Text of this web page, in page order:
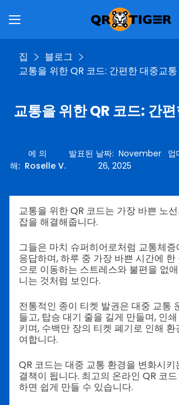
집
블로그
교통을 위한 QR 코드: 간편한 대중교통
교통을 위한 QR 코드: 간
에 의
해: Roselle V.
발표된 날짜: November
26, 2025
업
교통을 위한 QR 코드는 가장 바쁜 노
잡을 해결해줍니다.
그들은 마치 슈퍼히어로처럼 교통체증
응답하며, 하루 중 가장 바쁜 시간에
으로 이동하는 스트레스와 불편을 없
니는 것처럼 보인다.
전통적인 종이 티켓 발권은 대중 교통
들고, 탑승 대기 줄을 길게 만들며, 인
키며, 수백만 장의 티켓 폐기로 인해 환
여합니다.
QR 코드는 대중 교통 환경을 변화시키
결책이 됩니다. 최고의 온라인 QR 코
하면 쉽게 만들 수 있습니다.